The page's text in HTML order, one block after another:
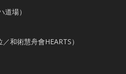
場）
和術慧舟會HEARTS）